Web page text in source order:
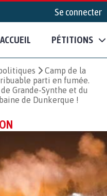
Se connecter
ACCUEIL PÉTITIONS
Camp de la
parti en fumée.
Grande-Synthe et du
de Dunkerque !